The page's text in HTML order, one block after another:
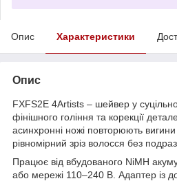
Опис Характеристики
Опис
FXFS2E 4Artists – шейвер у
фінішного гоління та корекції
асинхронні ножі повторюють
рівномірний зріз волосся без
Працює від вбудованого NiMH
або мережі 110–240 В. Адаптер із